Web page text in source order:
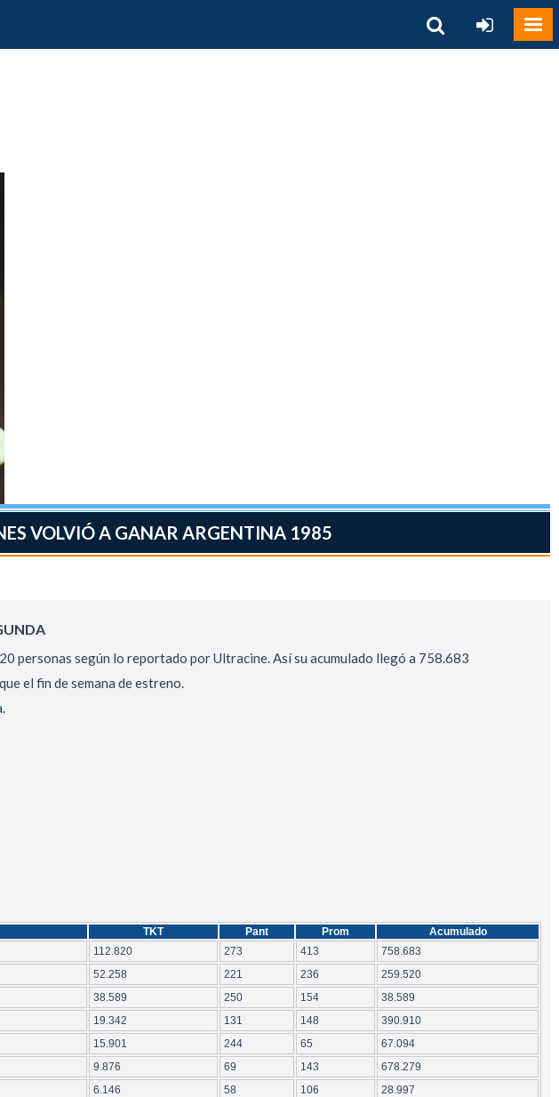
VOLVIÓ A GANAR ARGENTINA 1985
personas según lo reportado por Ultracine. Así su acumulado llegó a 758.683
el fin de semana de estreno.
TKT Pant Prom
Acumulado
112.820 273 413
758.683
52.258 221 236
259.520
38.589 250 154
38.589
19.342 131 148
390.910
15.901 244 65
67.094
9.876 69 143
678.279
6.146 58 106
28.997